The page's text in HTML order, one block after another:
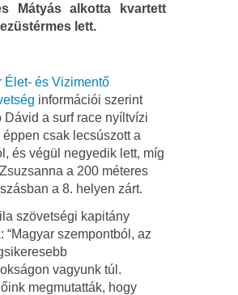
Mátyás alkotta kvartett
lett.
Élet- és Vizimentő
információi szerint
Dávid a surf race nyíltvízi
csak lecsúszott a
és végül negyedik lett, míg
a 200 méteres
a 8. helyen zárt.
szövetségi kapitány
“Magyar szempontból, az
vagyunk túl.
megmutatták, hogy